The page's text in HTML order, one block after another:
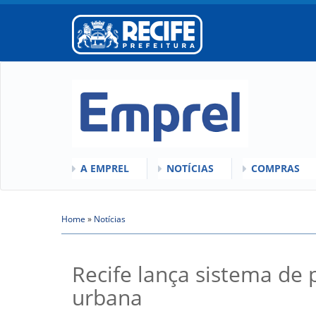
A EMPREL
VÍDEOS
LOCALIZAÇÃO
GESTORES
NOTÍCIAS COMPRAS
Você está aqui
Home » Notícias
Recife lança sistema
urbana